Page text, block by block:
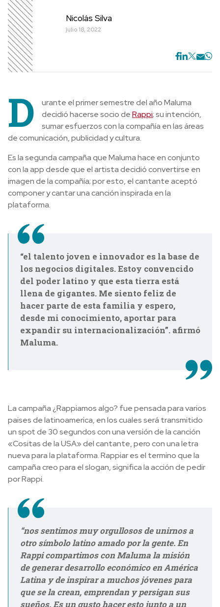
Nicolás Silva
julio 18, 2022
D
urante el primer semestre del año Maluma
decidió hacerse socio deRappi; su intención,
sumar esfuerzos con la compañía en las áreas
de comunicación, publicidad y cultura.
Es la segunda campaña que Maluma hace en conjunto
con la app desde que el artista decidió convertirse en
imagen de la compañía; por esto, el cantante aceptó
componer y cantar una canción inspirada en la
plataforma.
“el talento joven e innovador es la base de
los negocios digitales. Estoy convencido
del poder latino y que esta tierra está
llena de gigantes. Me siento feliz de
hacer parte de esta familia y espero,
desde mi conocimiento, aportar para
expandir su internacionalización”. afirmó
Maluma.
La campaña ¿Rappiamos algo? fue pensada para varios
paises de latinoamerica, en los cuales será transmitido
un spot de 30 segundos con una versión de la canción
«Cositas de la USA» del cantante, pero con una letra
nueva para la plataforma. Rappiar es el termino que la
campaña creo para el slogan, significa la acción de pedir
por Rappi.
“nos sentimos muy orgullosos de unirnos a
otro símbolo latino amado por la gente. En
Rappi compartimos con Maluma la misión
de generar desarrollo económico en América
Latina y de inspirar a muchos jóvenes para
que se la crean, emprendan y persigan sus
sueños. Es un gusto hacer esto junto a un